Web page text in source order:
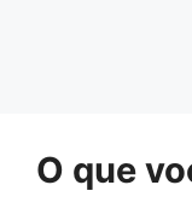
O que